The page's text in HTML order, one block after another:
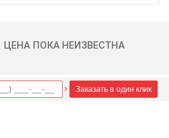
ЦЕНА ПОКА НЕИЗВЕСТНА
Заказать в один клик